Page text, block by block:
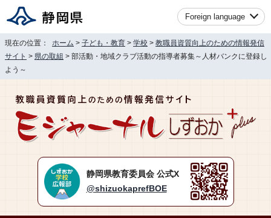
Foreign language
現在の位置： ホーム > 子ども・教育 > 学校 > 教職員資質向上のための情報発信
サイト > 県の取組 > 部活動・地域クラブ活動の指導者募集～人材バンクに登録し
よう～
静岡県教育委員会 公式X
@shizuokaprefBOE